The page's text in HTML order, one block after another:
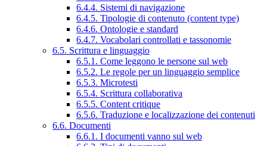
6.4.4. Sistemi di navigazione
6.4.5. Tipologie di contenuto (content type)
6.4.6. Ontologie e standard
6.4.7. Vocabolari controllati e tassonomie
6.5. Scrittura e linguaggio
6.5.1. Come leggono le persone sul web
6.5.2. Le regole per un linguaggio semplice
6.5.3. Microtesti
6.5.4. Scrittura collaborativa
6.5.5. Content critique
6.5.6. Traduzione e localizzazione dei contenuti
6.6. Documenti
6.6.1. I documenti vanno sul web